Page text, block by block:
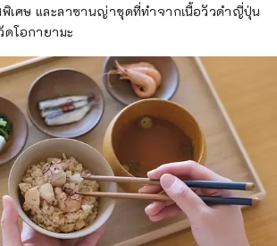
พิเศษ และลาซานญ่าชุดที่ทำจากเนื้อวัวดำญี่ปุ่น
ดโอกายามะ